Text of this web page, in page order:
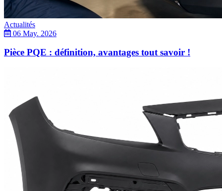
Actualités
06 May. 2026
Pièce PQE : définition, avantages tout savoir !